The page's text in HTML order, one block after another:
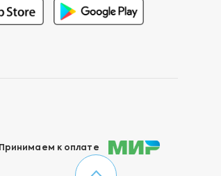
Принимаем к оплате